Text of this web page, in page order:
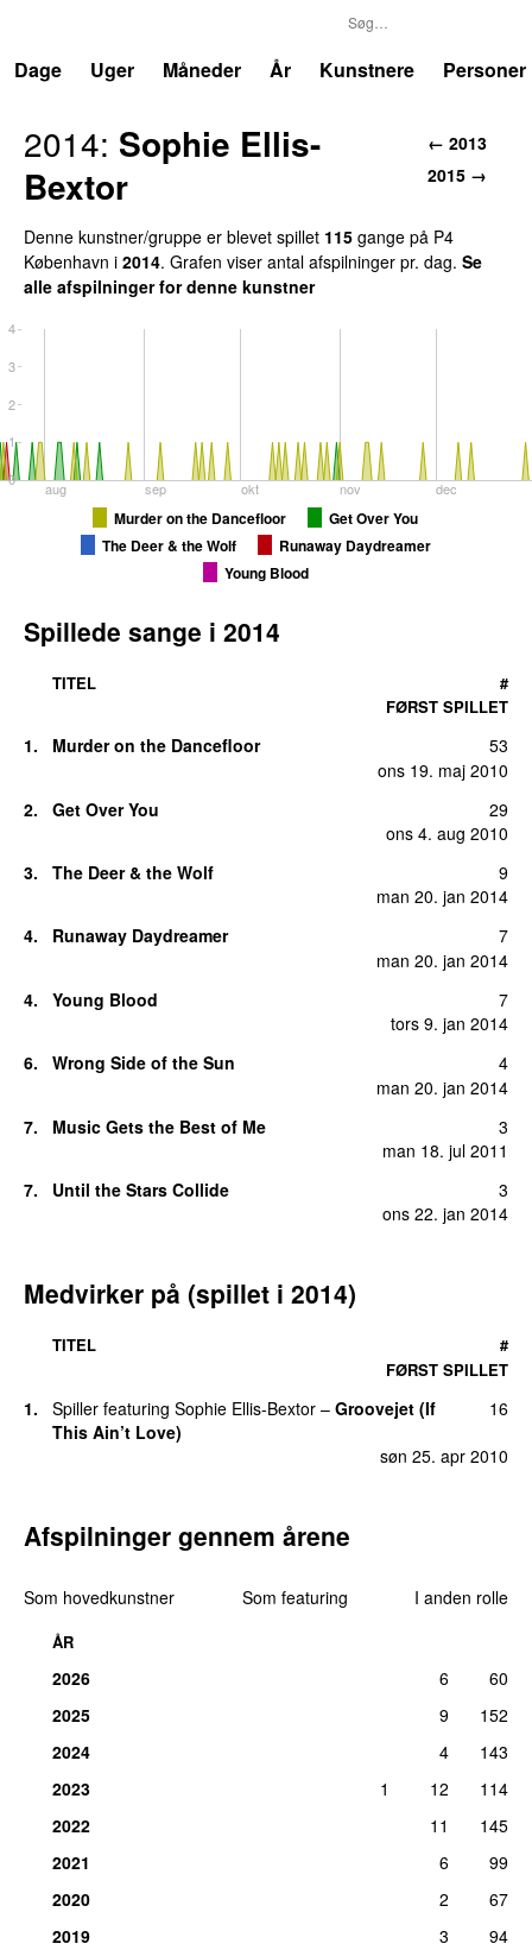
Dage
Uger Måneder År Kunstnere Personer
← 2013
2015 →
2014: Sophie Ellis-
Bextor
Denne kunstner/gruppe er blevet spillet 115 gange på P4
København i 2014. Grafen viser antal afspilninger pr. dag. Se
alle afspilninger for denne kunstner
aug sep okt nov dec
0
1
2
3
4
Murder on the Dancefloor
Get Over You
The Deer & the Wolf
Runaway Daydreamer
Young Blood
Spillede sange i 2014
TITEL
FØRST SPILLET
#
1.
Murder on the Dancefloor
ons 19. maj 2010
53
2.
Get Over You
ons 4. aug 2010
29
3.
The Deer & the Wolf
man 20. jan 2014
9
4.
Runaway Daydreamer
man 20. jan 2014
7
4.
Young Blood
tors 9. jan 2014
7
6.
Wrong Side of the Sun
man 20. jan 2014
4
7.
Music Gets the Best of Me
man 18. jul 2011
3
7.
Until the Stars Collide
ons 22. jan 2014
3
Medvirker på (spillet i 2014)
TITEL
FØRST SPILLET
#
1. Spiller featuring Sophie Ellis-Bextor – Groovejet (If
This Ain’t Love)
søn 25. apr 2010
16
Afspilninger gennem årene
Som hovedkunstner Som featuring I anden rolle
ÅR
2026 6
60
2025
9
152
2024
4
143
2023
1 12
114
2022
11
145
2021
6
99
2020
2
67
2019
3
94